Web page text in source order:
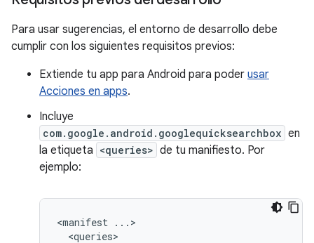
Para usar sugerencias, el entorno de desarrollo debe
cumplir con los siguientes requisitos previos:
Extiende tu app para Android para poder usar
Acciones en apps.
Incluye
com.google.android.googlequicksearchbox en
la etiqueta <queries> de tu manifiesto. Por
ejemplo:
<manifest